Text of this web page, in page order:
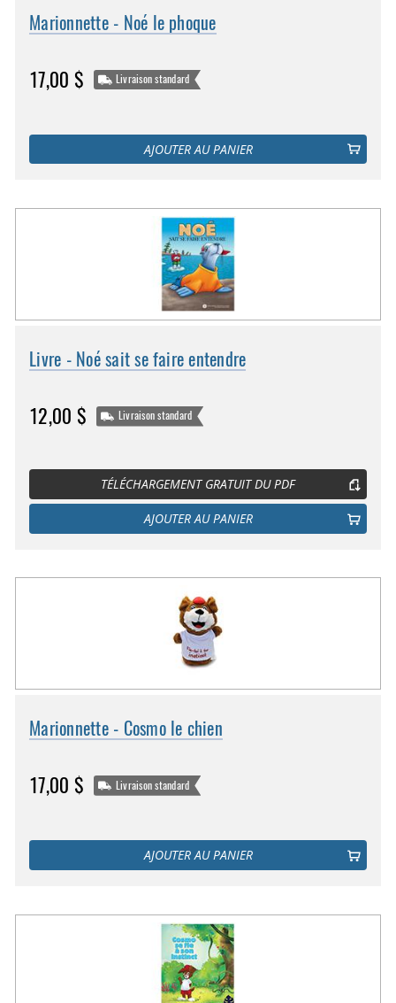
Marionnette - Noé le phoque
17,00 $ Livraison standard
AJOUTER AU PANIER
Livre - Noé sait se faire entendre
12,00 $ Livraison standard
TÉLÉCHARGEMENT GRATUIT DU PDF
AJOUTER AU PANIER
Marionnette - Cosmo le chien
17,00 $ Livraison standard
AJOUTER AU PANIER